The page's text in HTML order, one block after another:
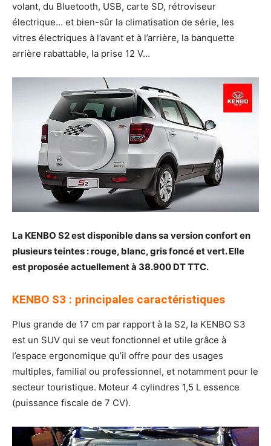
volant, du Bluetooth, USB, carte SD, rétroviseur
électrique… et bien-sûr la climatisation de série, les
vitres électriques à l’avant et à l’arrière, la banquette
arrière rabattable, la prise 12 V…
La KENBO S2 est disponible dans sa version confort en
plusieurs teintes : rouge, blanc, gris foncé et vert. Elle
est proposée actuellement à 38.900 DT TTC.
KENBO S3 : principales caractéristiques
Plus grande de 17 cm par rapport à la S2, la KENBO S3
est un SUV qui se veut fonctionnel et utile grâce à
l’espace ergonomique qu’il offre pour des usages
multiples, familial ou professionnel, et notamment pour le
secteur touristique. Moteur 4 cylindres 1,5 L essence
(puissance fiscale de 7 CV).